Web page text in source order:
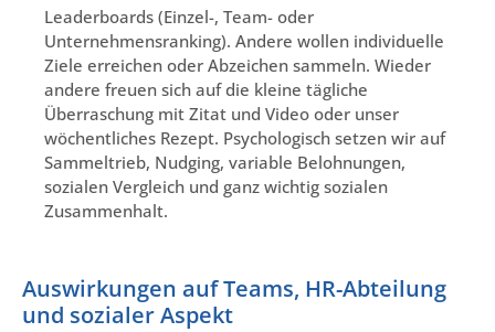
Leaderboards (Einzel-, Team- oder
Unternehmensranking). Andere wollen individuelle
Ziele erreichen oder Abzeichen sammeln. Wieder
andere freuen sich auf die kleine tägliche
Überraschung mit Zitat und Video oder unser
wöchentliches Rezept. Psychologisch setzen wir auf
Sammeltrieb, Nudging, variable Belohnungen,
sozialen Vergleich und ganz wichtig sozialen
Zusammenhalt.
Auswirkungen auf Teams, HR-Abteilung
und sozialer Aspekt